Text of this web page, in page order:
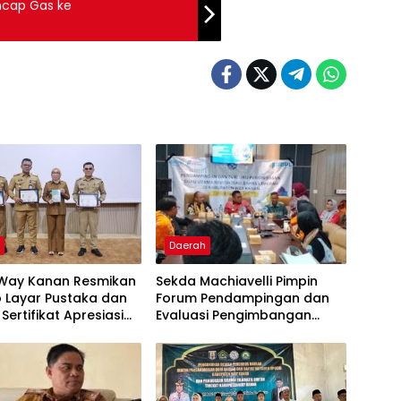
Gas ke
Kanan Resmikan
Layar Pustaka dan
Apresiasi
Daerah
Sekda Machiavelli Pimpin
Forum Pendampingan dan
Evaluasi Pengimbangan